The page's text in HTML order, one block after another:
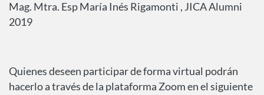
Mag. Mtra. Esp María Inés Rigamonti , JICA Alumni
2019
Quienes deseen participar de forma virtual podrán
hacerlo a través de la plataforma Zoom en el siguiente